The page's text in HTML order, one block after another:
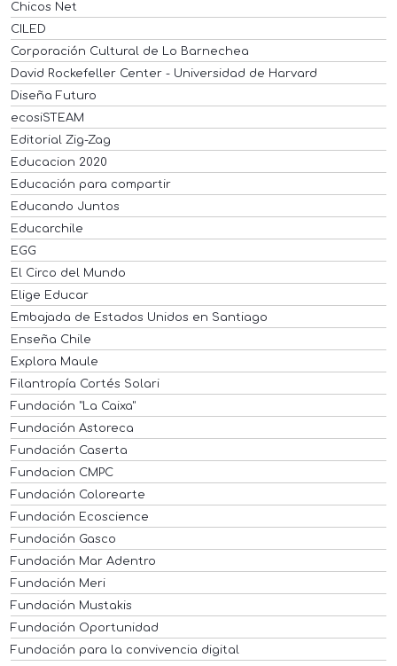
Chicos Net
CILED
Corporación Cultural de Lo Barnechea
David Rockefeller Center - Universidad de Harvard
Diseña Futuro
ecosiSTEAM
Editorial Zig-Zag
Educacion 2020
Educación para compartir
Educando Juntos
Educarchile
EGG
El Circo del Mundo
Elige Educar
Embajada de Estados Unidos en Santiago
Enseña Chile
Explora Maule
Filantropía Cortés Solari
Fundación "La Caixa"
Fundación Astoreca
Fundación Caserta
Fundacion CMPC
Fundación Colorearte
Fundación Ecoscience
Fundación Gasco
Fundación Mar Adentro
Fundación Meri
Fundación Mustakis
Fundación Oportunidad
Fundación para la convivencia digital